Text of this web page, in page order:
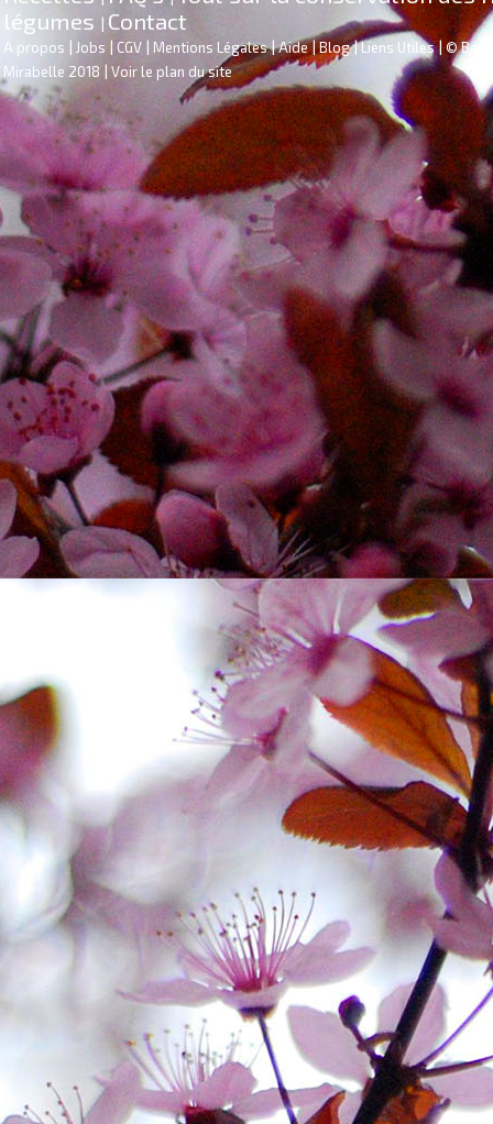
légumes | Contact
A propos | Jobs | CGV | Mentions Légales|Aide|Blog|Liens Utiles|©
Mirabelle 2018 | Voir le plan du site